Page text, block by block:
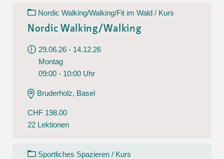
Nordic Walking/Walking/Fit im Wald / Kurs
Nordic Walking/Walking
29.06.26 - 14.12.26
Montag
09:00 - 10:00 Uhr
Bruderholz, Basel
CHF 198.00
22 Lektionen
Sportliches Spazieren / Kurs